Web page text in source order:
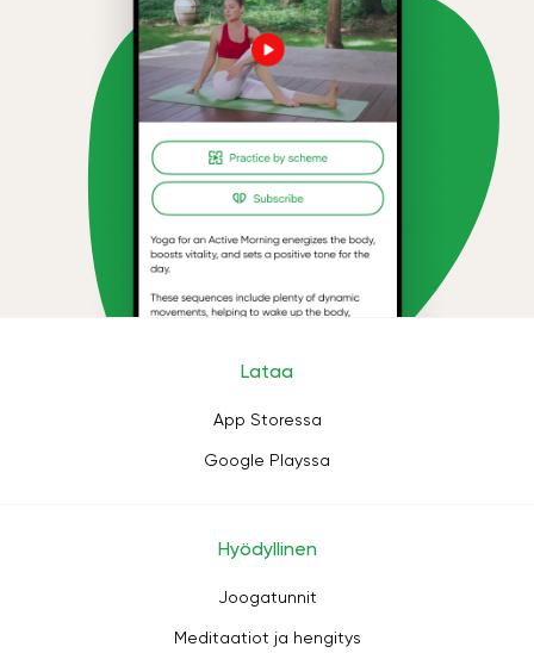
Lataa
App Storessa
Google Playssa
Hyödyllinen
Joogatunnit
Meditaatiot ja hengitys